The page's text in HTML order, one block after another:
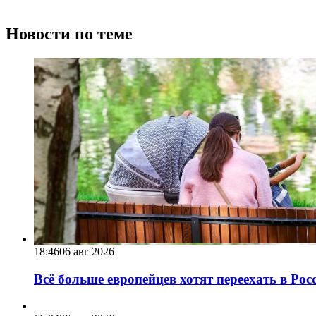
Новости по теме
18:4606 авг 2026
Всё больше европейцев хотят переехать в